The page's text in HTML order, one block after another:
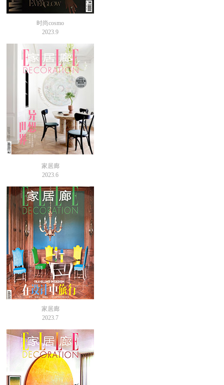
时尚cosmo
2023.9
家居廊
2023.6
家居廊
2023.7